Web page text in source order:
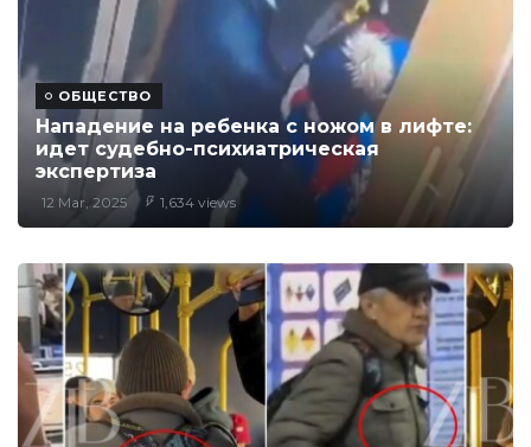
ОБЩЕСТВО
Нападение на ребенка с ножом в лифте:
идет судебно-психиатрическая
экспертиза
12 Mar, 2025 1,634 views